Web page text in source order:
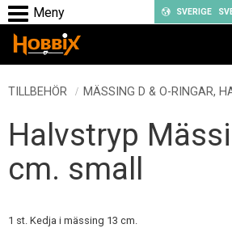
Meny
SVERIGE
TILLBEHÖR MÄSSING D & O-RINGAR,
Halvstryp
cm. small
1 st. Kedja i mässing 13 cm.